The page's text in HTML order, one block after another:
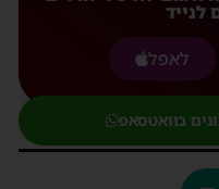
לאפל
בוואטסאפ